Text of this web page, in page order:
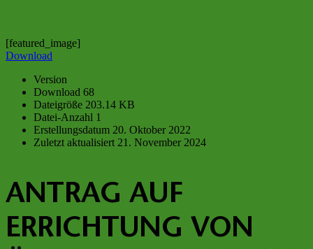
[featured_image]
Download
Version
Download 68
Dateigröße 203.14 KB
Datei-Anzahl 1
Erstellungsdatum 20. Oktober 2022
Zuletzt aktualisiert 21. November 2024
ANTRAG AUF
ERRICHTUNG VON